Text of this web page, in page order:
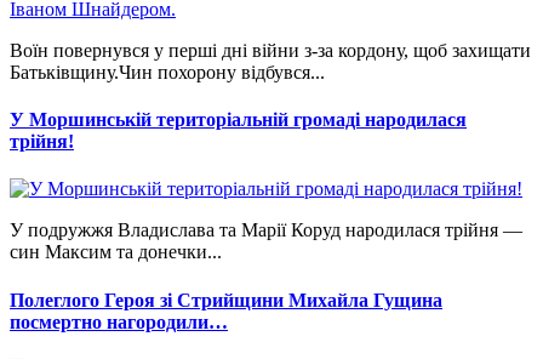
Воїн повернувся у перші дні війни з-за кордону, щоб захищати
Батьківщину.Чин похорону відбувся...
У Моршинській територіальній громаді народилася
трійня!
У подружжя Владислава та Марії Коруд народилася трійня —
син Максим та донечки...
Полеглого Героя зі Стрийщини Михайла Гущина
посмертно нагородили…